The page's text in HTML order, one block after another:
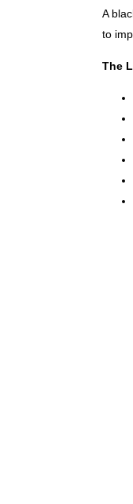
A
to
The